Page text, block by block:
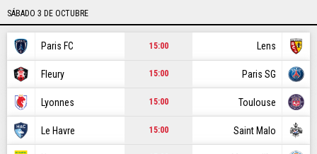
ELIMINATORIAS
MESSI
CR7
NBA
SÁBADO 3 DE OCTUBRE
Paris FC 15:00 Lens
Fleury 15:00 Paris SG
Lyonnes 15:00 Toulouse
Le Havre 15:00 Saint Malo